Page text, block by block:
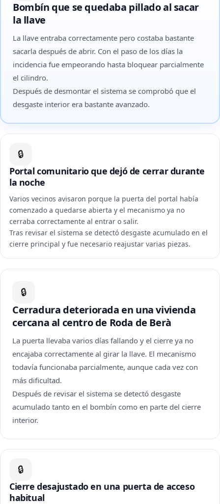
Bombín que se quedaba pillado al sacar
la llave
La llave entraba correctamente pero costaba bastante
sacarla después de abrir. Con el paso de los días la
incidencia fue empeorando hasta bloquear parcialmente
el cilindro.
Después de desmontar el sistema se comprobó que el
desgaste interior era bastante avanzado.
🔒
Portal comunitario que dejó de cerrar durante
la noche
Varios vecinos avisaron porque la puerta del portal había
comenzado a quedarse abierta y el mecanismo ya no
cerraba correctamente al entrar o salir.
Tras revisar el sistema se detectó desgaste acumulado en el
cierre principal y fue necesario reajustar varias piezas.
🔒
Cerradura deteriorada en una vivienda
cercana al centro de Roda de Berà
La puerta llevaba varios días fallando y el cierre ya no
encajaba correctamente al girar la llave. El mecanismo
todavía funcionaba parcialmente, aunque cada vez con
más dificultad.
Después de revisar el sistema se detectó desgaste
acumulado tanto en el bombín como en parte del cierre
interior.
🔒
Cierre desajustado en una puerta de acceso
habitual